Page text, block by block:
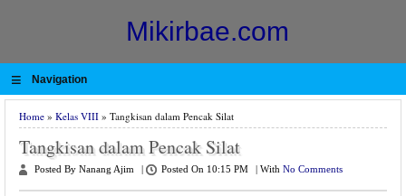
Mikirbae.com
≡ Navigation
Home » Kelas VIII » Tangkisan dalam Pencak Silat
Tangkisan dalam Pencak Silat
Posted By Nanang Ajim Posted On 10:15 PM With No Comments